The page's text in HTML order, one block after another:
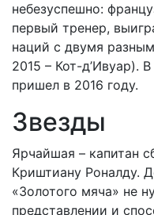
небезуспешно:
первый тренер,
наций с двумя
2015 – Кот-д’Ивуар).
пришел в 2016 году.
Звезды
Ярчайшая – капитан
Криштиану Роналду.
«Золотого мяча» не
представлении и